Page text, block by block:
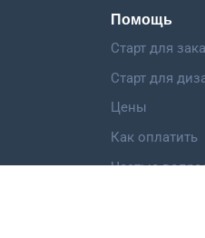
Помощь
Старт для
Старт для
Цены
Как оплатить
Частые